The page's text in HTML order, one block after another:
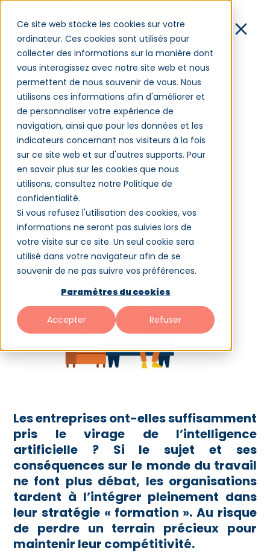
Ce site web stocke les cookies sur votre
ordinateur. Ces cookies sont utilisés pour
collecter des informations sur la manière dont
vous interagissez avec notre site web et nous
permettent de nous souvenir de vous. Nous
utilisons ces informations afin d'améliorer et
de personnaliser votre expérience de
navigation, ainsi que pour les données et les
indicateurs concernant nos visiteurs à la fois
sur ce site web et sur d'autres supports. Pour
en savoir plus sur les cookies que nous
utilisons, consultez notre Politique de
confidentialité.
Si vous refusez l'utilisation des cookies, vos
informations ne seront pas suivies lors de
votre visite sur ce site. Un seul cookie sera
utilisé dans votre navigateur afin de se
souvenir de ne pas suivre vos préférences.
Paramètres du cookies
Accepter Refuser
Contact
Connexion
Logiciel
Clients
Blog
Qui sommes-nous ?
Partenaires
Tarifs
L’IA, un enjeu de
formation qui reste à
relever
Gestion des compétences — Formation —
22/04/2024
Les entreprises ont-elles suffisamment
pris le virage de l’intelligence
artificielle ? Si le sujet et ses
conséquences sur le monde du travail
ne font plus débat, les organisations
tardent à l’intégrer pleinement dans
leur stratégie « formation ». Au risque
de perdre un terrain précieux pour
maintenir leur compétitivité.